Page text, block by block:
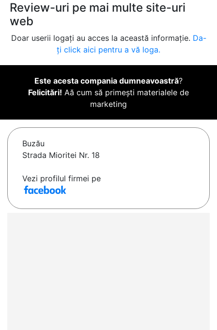
Review-uri pe mai multe site-uri
web
Doar userii logați au acces la această informație. Da-
ți click aici pentru a vă loga.
Este acesta compania dumneavoastră?
Felicitări! Aă cum să primești materialele de
marketing
Buzău
Strada Mioritei Nr. 18
Vezi profilul firmei pe